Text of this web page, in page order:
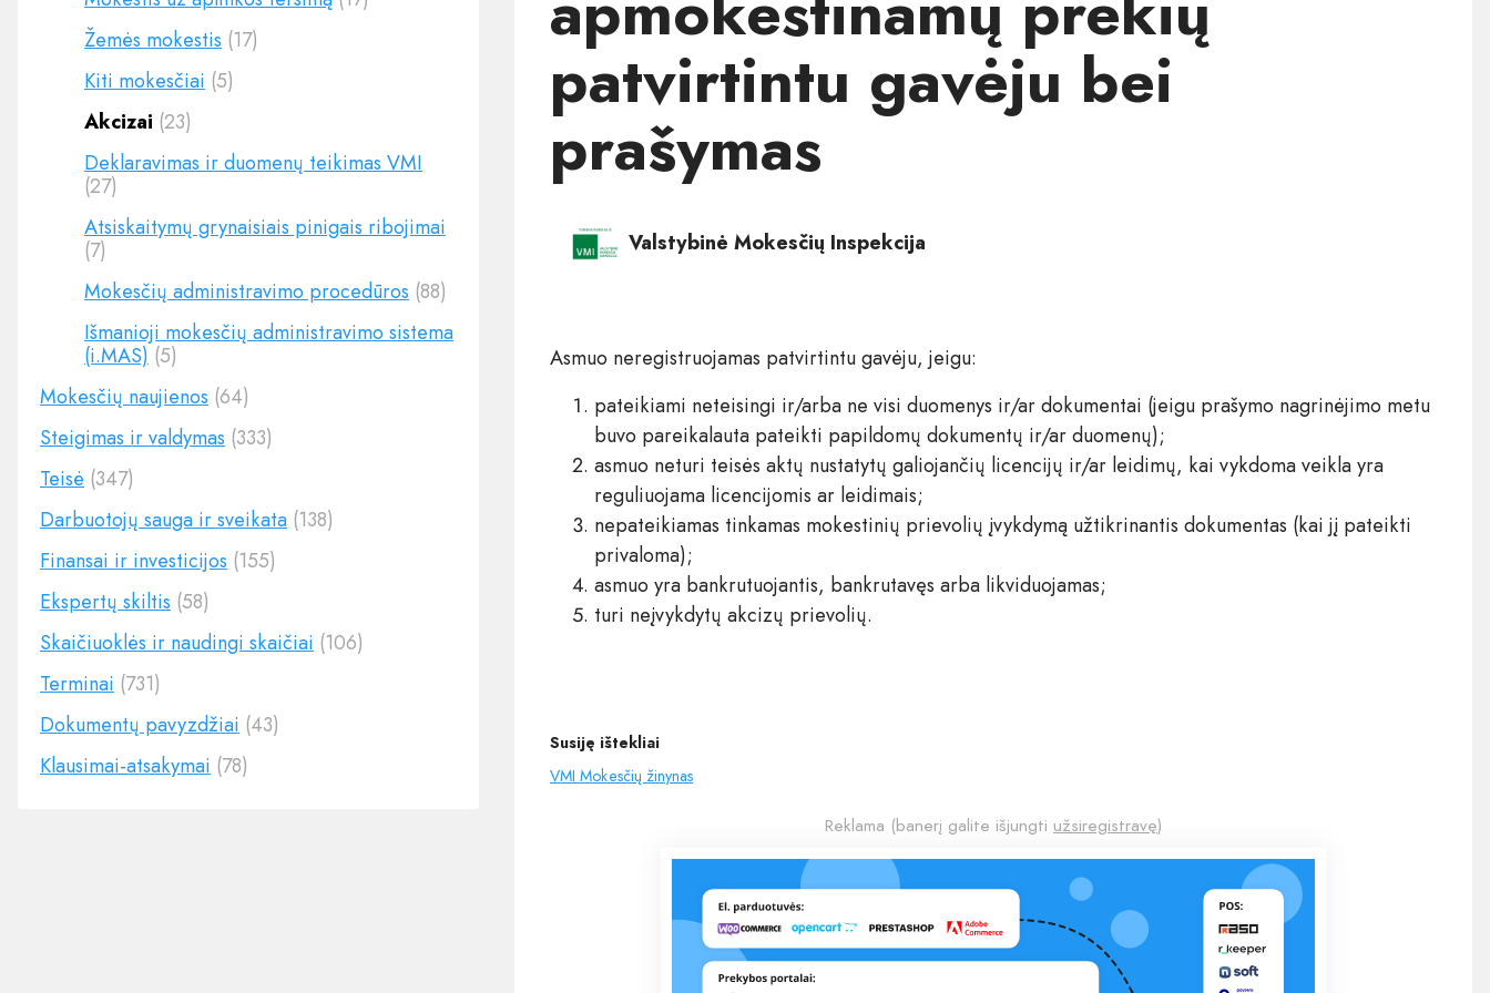
Žemės mokestis (17)
Kiti mokesčiai (5)
Akcizai (23)
Deklaravimas ir duomenų teikimas VMI
(27)
Atsiskaitymų grynaisiais pinigais ribojimai
(7)
Mokesčių administravimo procedūros (88)
Išmanioji mokesčių administravimo sistema
(i.MAS) (5)
Mokesčių naujienos (64)
Steigimas ir valdymas (333)
Teisė (347)
Darbuotojų sauga ir sveikata (138)
Finansai ir investicijos (155)
Ekspertų skiltis (58)
Skaičiuoklės ir naudingi skaičiai (106)
Terminai (731)
Dokumentų pavyzdžiai (43)
Klausimai-atsakymai (78)
patvirtintu gavėju bei
prašymas
Valstybinė Mokesčių Inspekcija
Asmuo neregistruojamas patvirtintu gavėju, jeigu:
pateikiami neteisingi ir/arba ne visi duomenys ir/ar dokumentai (jeigu prašymo nagrinėjimo metu
buvo pareikalauta pateikti papildomų dokumentų ir/ar duomenų);
asmuo neturi teisės aktų nustatytų galiojančių licencijų ir/ar leidimų, kai vykdoma veikla yra
reguliuojama licencijomis ar leidimais;
nepateikiamas tinkamas mokestinių prievolių įvykdymą užtikrinantis dokumentas (kai jį pateikti
privaloma);
asmuo yra bankrutuojantis, bankrutavęs arba likviduojamas;
turi neįvykdytų akcizų prievolių.
Susiję ištekliai
VMI Mokesčių žinynas
Reklama (banerį galite išjungti užsiregistravę)